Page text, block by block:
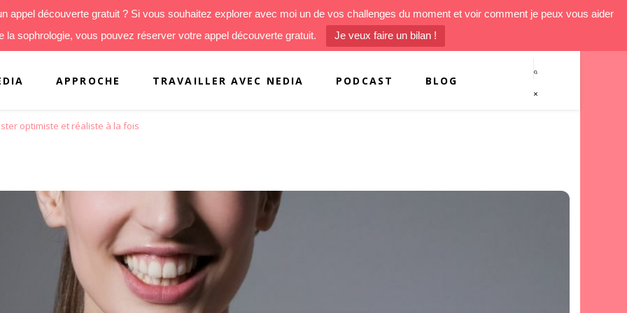
appel découverte gratuit ? Si vous souhaitez explorer avec moi un de vos challenges du moment et voir comment je peux vous aider
la sophrologie, vous pouvez réserver votre appel découverte gratuit.
Je veux faire un bilan !
APPROCHE TRAVAILLER AVEC NEDIA PODCAST BLOG
optimiste et réaliste à la fois